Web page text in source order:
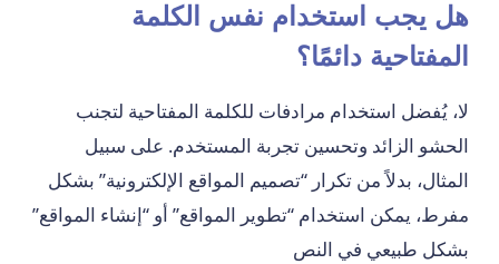
هل يجب استخدام نفس الكلمة
المفتاحية دائمًا؟
لا، يُفضل استخدام مرادفات للكلمة المفتاحية لتجنب
الحشو الزائد وتحسين تجربة المستخدم. على سبيل
المثال، بدلاً من تكرار “تصميم المواقع الإلكترونية” بشكل
مفرط، يمكن استخدام “تطوير المواقع” أو “إنشاء المواقع”
بشكل طبيعي في النص